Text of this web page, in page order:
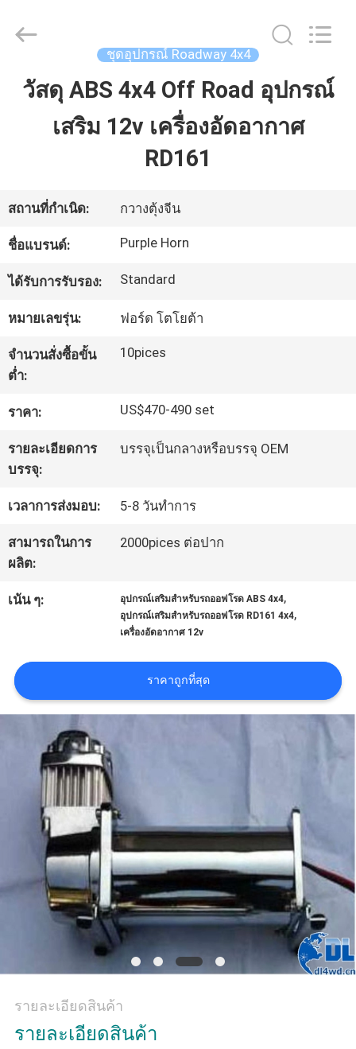
บ้าน
วิดีโอ
เกี่ยว
กับ
เรา
ทัวร์
โรงงาน
ควบคุม
คุณภาพ
ติดต่อ
ข่าว
เสนอ
ราคา
SHOPPING
ONLINE
Commerce
Rights
Reserved.
ชุดอุปกรณ์ Roadway 4x4
วัสดุ ABS 4x4 Off Road อุปกรณ์
เสริม 12v เครื่องอัดอากาศ
RD161
สถานที่กำเนิด: กวางตุ้งจีน
ชื่อแบรนด์: Purple Horn
ได้รับการรับรอง: Standard
หมายเลขรุ่น: ฟอร์ด โตโยต้า
จำนวนสั่งซื้อขั้น
ต่ำ:
10pices
ราคา: US$470-490 set
รายละเอียดการ
บรรจุ:
บรรจุเป็นกลางหรือบรรจุ OEM
เวลาการส่งมอบ: 5-8 วันทำการ
สามารถในการ
ผลิต:
2000pices ต่อปาก
เน้น ๆ: อุปกรณ์เสริมสำหรับรถออฟโรด ABS 4x4,
อุปกรณ์เสริมสำหรับรถออฟโรด RD161 4x4,
เครื่องอัดอากาศ 12v
ราคาถูกที่สุด
รายละเอียดสินค้า
รายละเอียดสินค้า